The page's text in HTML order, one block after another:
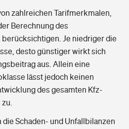
zahlreichen Tarifmerkmalen,
Berechnung des
Je niedriger die
desto günstiger wirkt sich
aus. Allein eine
lässt jedoch keinen
des gesamten Kfz-
Schaden- und Unfallbilanzen